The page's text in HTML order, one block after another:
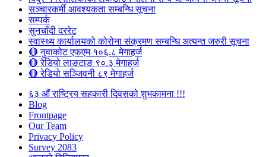
सञ्चारकर्मी आवश्यकता सम्बन्धि सूचना
सम्पर्क
सुनचाँदी दररेट
स्वास्थ्य कार्यालयको कोरोना संक्रमण सम्बन्धि अत्यन्त जरुरी सूचना
🔴 नुवाकोट एफएम १०६.८ मेगाहर्ज
🔴 रेडियो लाङटाङ ९०.३ मेगाहर्ज
🔴 रेडियो सञ्जिवनी ८९ मेगाहर्ज
६३ औं राष्ट्रिय सहकारी दिवसको शुभकामना !!!
Blog
Frontpage
Our Team
Privacy Policy
Survey 2083